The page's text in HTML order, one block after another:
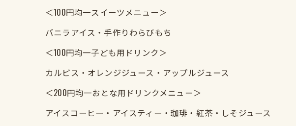
＜100円均一スイーツメニュー＞
バニラアイス・手作りわらびもち
＜100円均一子ども用ドリンク＞
カルピス・オレンジジュース・アップルジュース
＜200円均一おとな用ドリンクメニュー＞
アイスコーヒー・アイスティー・珈琲・紅茶・しそジュース